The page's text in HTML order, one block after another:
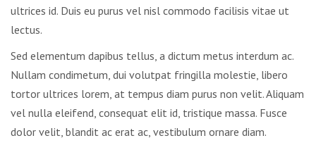
ultrices id. Duis eu purus vel nisl commodo facilisis vitae ut
lectus.
Sed elementum dapibus tellus, a dictum metus interdum ac.
Nullam condimetum, dui volutpat fringilla molestie, libero
tortor ultrices lorem, at tempus diam purus non velit. Aliquam
vel nulla eleifend, consequat elit id, tristique massa. Fusce
dolor velit, blandit ac erat ac, vestibulum ornare diam.